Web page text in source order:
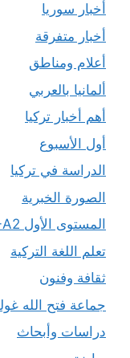
أخبار سوريا
أخبار متفرقة
أعلام ومناطق
ألمانيا بالعربي
أهم أخبار تركيا
أول الأسبوع
الدراسة في تركيا
الصورة الخبرية
المستوى الأول A1-A2
تعلم اللغة التركية
ثقافة وفنون
جماعة فتح الله
دراسات وأبحاث